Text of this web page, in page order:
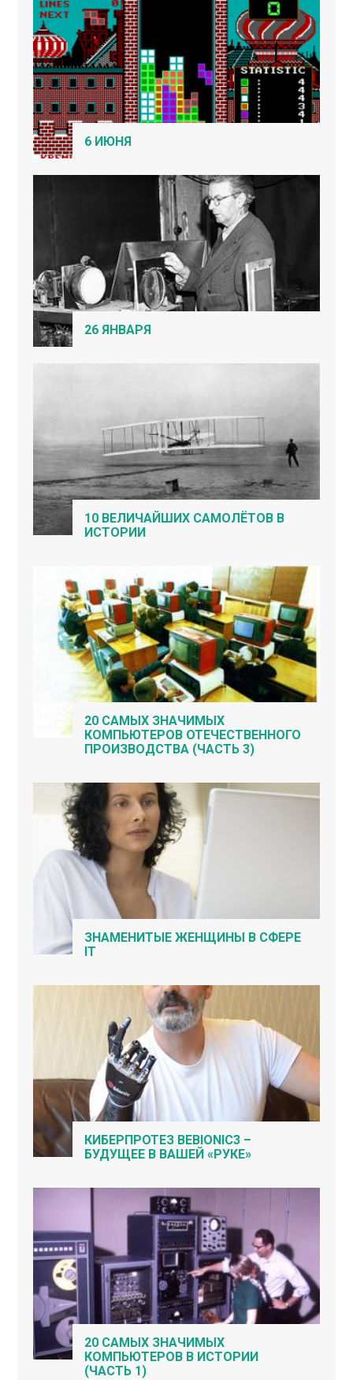
6 ИЮНЯ
26 ЯНВАРЯ
10 ВЕЛИЧАЙШИХ САМОЛЁТОВ В
ИСТОРИИ
20 САМЫХ ЗНАЧИМЫХ
КОМПЬЮТЕРОВ ОТЕЧЕСТВЕННОГО
ПРОИЗВОДСТВА (ЧАСТЬ 3)
ЗНАМЕНИТЫЕ ЖЕНЩИНЫ В СФЕРЕ
IT
КИБЕРПРОТЕЗ BEBIONIC3 –
БУДУЩЕЕ В ВАШЕЙ «РУКЕ»
20 САМЫХ ЗНАЧИМЫХ
КОМПЬЮТЕРОВ В ИСТОРИИ
(ЧАСТЬ 1)